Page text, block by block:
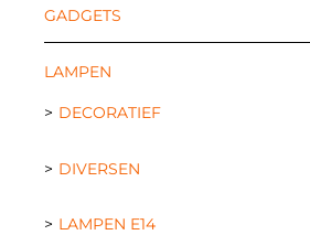
GADGETS
LAMPEN
DECORATIEF
DIVERSEN
LAMPEN E14